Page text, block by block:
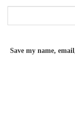
Save my name,